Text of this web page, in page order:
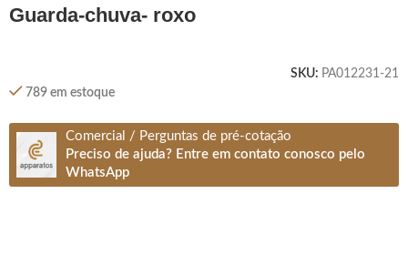
guarda-chuva- roxo
SKU: PA012231-21
789 em estoque
Comercial / Perguntas de pré-cotação
Preciso de ajuda? Entre em contato conosco pelo
WhatsApp